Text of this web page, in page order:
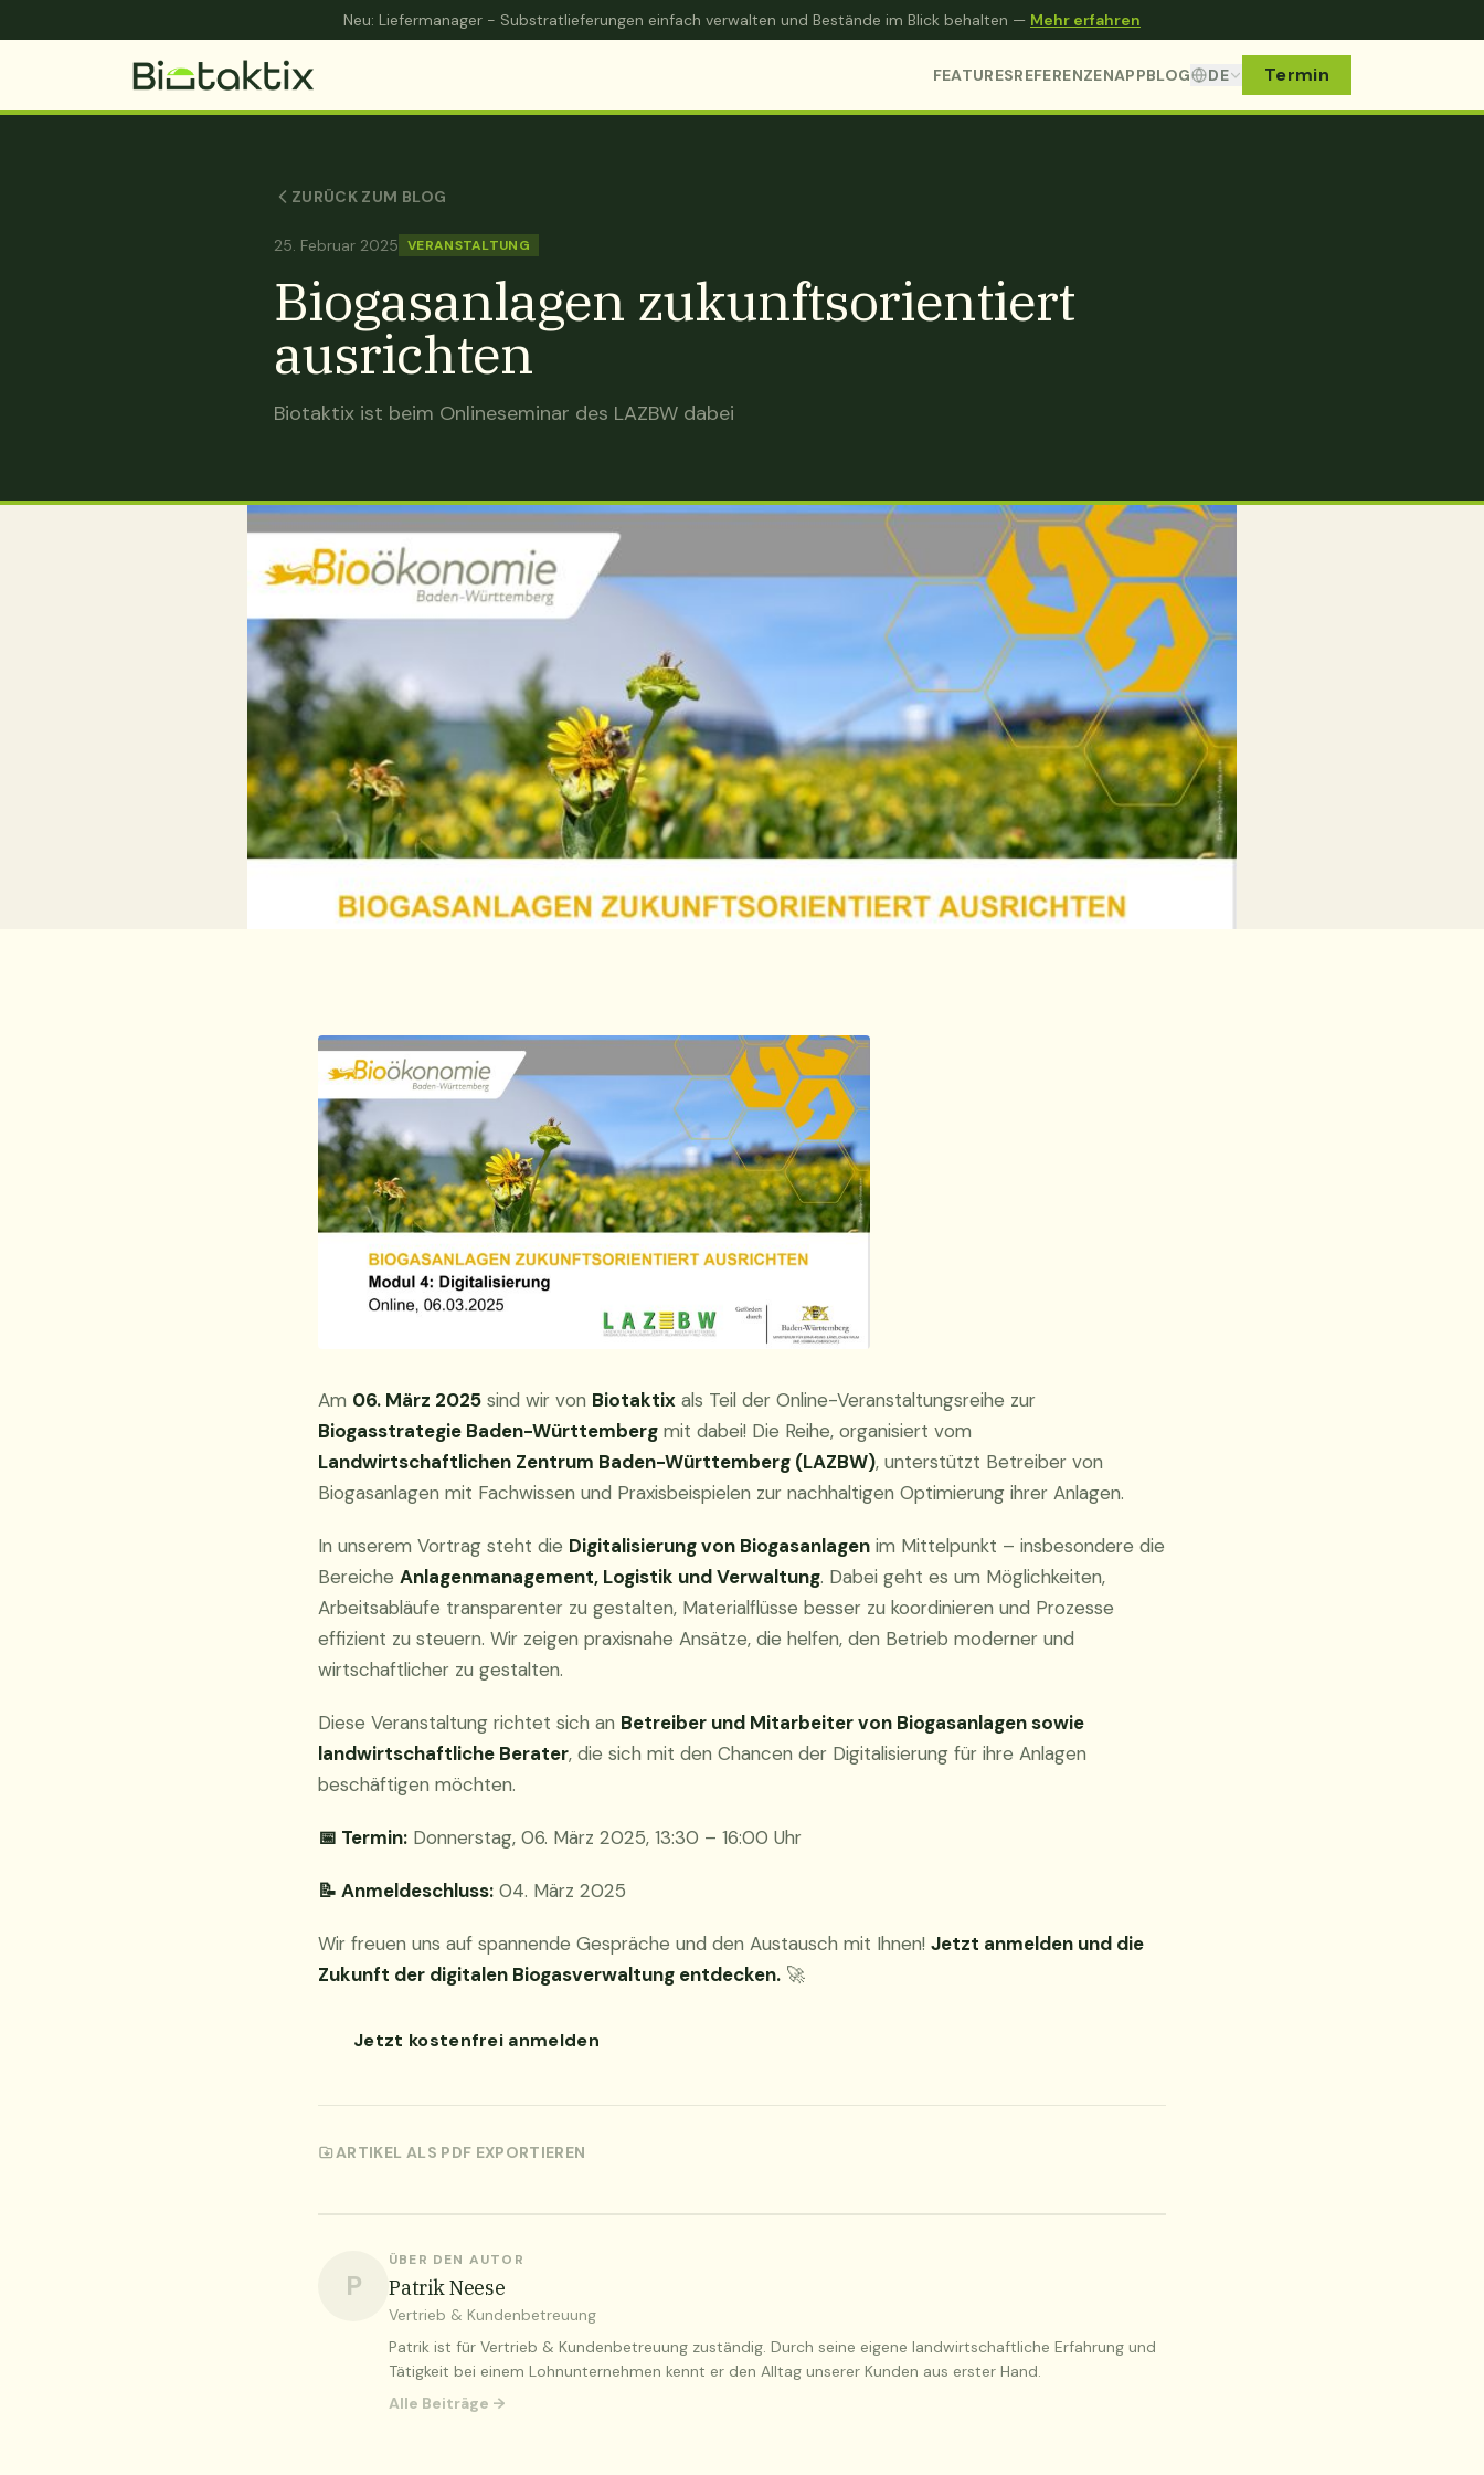
Neu: Liefermanager - Substratlieferungen einfach verwalten und Bestände im Blick behalten — Mehr erfahren
FEATURESREFERENZENAPPBLOG DE Termin
ZURÜCK ZUM BLOG
25. Februar 2025 VERANSTALTUNG
Biogasanlagen zukunftsorientiert
ausrichten
Biotaktix ist beim Onlineseminar des LAZBW dabei
Am 06. März 2025 sind wir von Biotaktix als Teil der Online-Veranstaltungsreihe zur
Biogasstrategie Baden-Württemberg mit dabei! Die Reihe, organisiert vom
Landwirtschaftlichen Zentrum Baden-Württemberg (LAZBW), unterstützt Betreiber von
Biogasanlagen mit Fachwissen und Praxisbeispielen zur nachhaltigen Optimierung ihrer Anlagen.
In unserem Vortrag steht die Digitalisierung von Biogasanlagen im Mittelpunkt – insbesondere die
Bereiche Anlagenmanagement, Logistik und Verwaltung. Dabei geht es um Möglichkeiten,
Arbeitsabläufe transparenter zu gestalten, Materialflüsse besser zu koordinieren und Prozesse
effizient zu steuern. Wir zeigen praxisnahe Ansätze, die helfen, den Betrieb moderner und
wirtschaftlicher zu gestalten.
Diese Veranstaltung richtet sich an Betreiber und Mitarbeiter von Biogasanlagen sowie
landwirtschaftliche Berater, die sich mit den Chancen der Digitalisierung für ihre Anlagen
beschäftigen möchten.
📅 Termin: Donnerstag, 06. März 2025, 13:30 – 16:00 Uhr
📝 Anmeldeschluss: 04. März 2025
Wir freuen uns auf spannende Gespräche und den Austausch mit Ihnen! Jetzt anmelden und die
Zukunft der digitalen Biogasverwaltung entdecken. 🚀
Jetzt kostenfrei anmelden
ARTIKEL ALS PDF EXPORTIEREN
P
ÜBER DEN AUTOR
Patrik Neese
Vertrieb & Kundenbetreuung
Patrik ist für Vertrieb & Kundenbetreuung zuständig. Durch seine eigene landwirtschaftliche Erfahrung und
Tätigkeit bei einem Lohnunternehmen kennt er den Alltag unserer Kunden aus erster Hand.
Alle Beiträge →